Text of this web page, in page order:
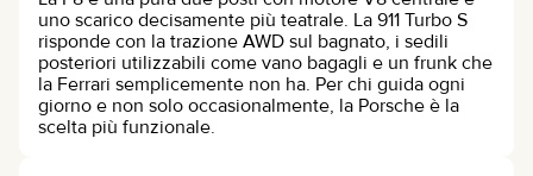
uno scarico decisamente più teatrale. La 911 Turbo S
risponde con la trazione AWD sul bagnato, i sedili
posteriori utilizzabili come vano bagagli e un frunk che
la Ferrari semplicemente non ha. Per chi guida ogni
giorno e non solo occasionalmente, la Porsche è la
scelta più funzionale.